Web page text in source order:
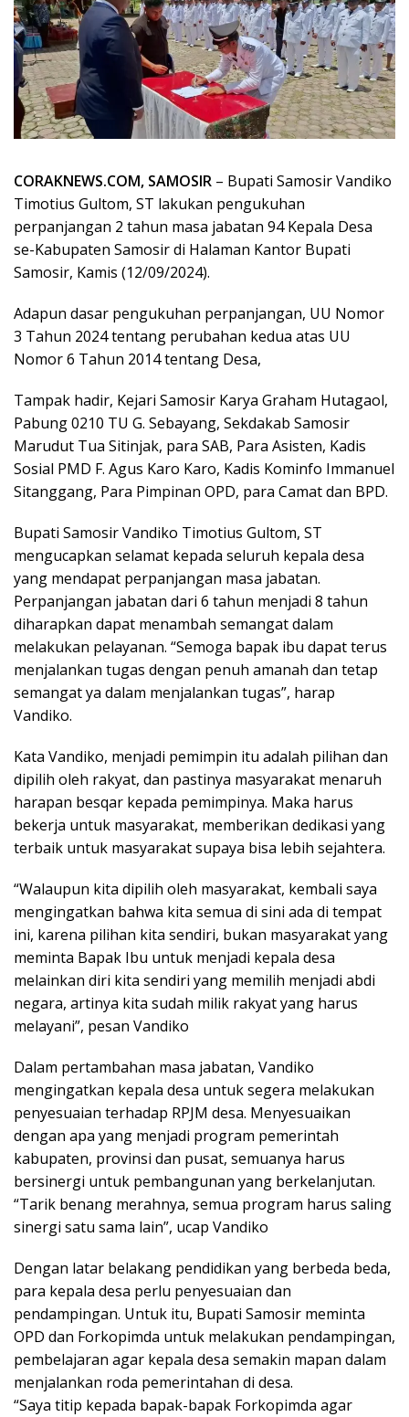
CORAKNEWS.COM, SAMOSIR – Bupati Samosir Vandiko
Timotius Gultom, ST lakukan pengukuhan
perpanjangan 2 tahun masa jabatan 94 Kepala Desa
se-Kabupaten Samosir di Halaman Kantor Bupati
Samosir, Kamis (12/09/2024).
Adapun dasar pengukuhan perpanjangan, UU Nomor
3 Tahun 2024 tentang perubahan kedua atas UU
Nomor 6 Tahun 2014 tentang Desa,
Tampak hadir, Kejari Samosir Karya Graham Hutagaol,
Pabung 0210 TU G. Sebayang, Sekdakab Samosir
Marudut Tua Sitinjak, para SAB, Para Asisten, Kadis
Sosial PMD F. Agus Karo Karo, Kadis Kominfo Immanuel
Sitanggang, Para Pimpinan OPD, para Camat dan BPD.
Bupati Samosir Vandiko Timotius Gultom, ST
mengucapkan selamat kepada seluruh kepala desa
yang mendapat perpanjangan masa jabatan.
Perpanjangan jabatan dari 6 tahun menjadi 8 tahun
diharapkan dapat menambah semangat dalam
melakukan pelayanan. “Semoga bapak ibu dapat terus
menjalankan tugas dengan penuh amanah dan tetap
semangat ya dalam menjalankan tugas”, harap
Vandiko.
Kata Vandiko, menjadi pemimpin itu adalah pilihan dan
dipilih oleh rakyat, dan pastinya masyarakat menaruh
harapan besqar kepada pemimpinya. Maka harus
bekerja untuk masyarakat, memberikan dedikasi yang
terbaik untuk masyarakat supaya bisa lebih sejahtera.
“Walaupun kita dipilih oleh masyarakat, kembali saya
mengingatkan bahwa kita semua di sini ada di tempat
ini, karena pilihan kita sendiri, bukan masyarakat yang
meminta Bapak Ibu untuk menjadi kepala desa
melainkan diri kita sendiri yang memilih menjadi abdi
negara, artinya kita sudah milik rakyat yang harus
melayani”, pesan Vandiko
Dalam pertambahan masa jabatan, Vandiko
mengingatkan kepala desa untuk segera melakukan
penyesuaian terhadap RPJM desa. Menyesuaikan
dengan apa yang menjadi program pemerintah
kabupaten, provinsi dan pusat, semuanya harus
bersinergi untuk pembangunan yang berkelanjutan.
“Tarik benang merahnya, semua program harus saling
sinergi satu sama lain”, ucap Vandiko
Dengan latar belakang pendidikan yang berbeda beda,
para kepala desa perlu penyesuaian dan
pendampingan. Untuk itu, Bupati Samosir meminta
OPD dan Forkopimda untuk melakukan pendampingan,
pembelajaran agar kepala desa semakin mapan dalam
menjalankan roda pemerintahan di desa.
“Saya titip kepada bapak-bapak Forkopimda agar